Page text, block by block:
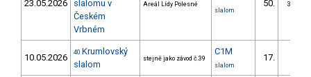
23.05.2026
slalomu v
Českém
Vrbném
Areál Lídy Polesné
slalom
50. 35/ZS
10.05.2026 40 Krumlovský
slalom
stejně jako závod č.39
C1M
slalom
17.